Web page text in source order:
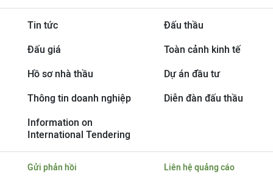
Tin tức Đấu thầu
Đấu giá Toàn cảnh kinh tế
Hồ sơ nhà thầu Dự án đầu tư
Thông tin doanh nghiệp Diễn đàn đấu thầu
Information on
International Tendering
Gửi phản hồi Liên hệ quảng cáo